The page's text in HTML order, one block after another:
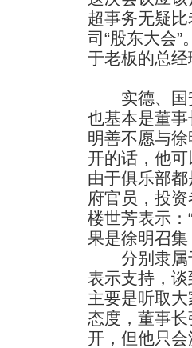
超事务无疑
司“股东大会
于老板的总
实德、国安
也基本是董事
明善不愿与
开的话，他
由于俱乐部
府官员，投
楼世芳表示
果是徐明召
分别隶属于
表示支持，
主要是听取大
态度，董事
开，但他只会